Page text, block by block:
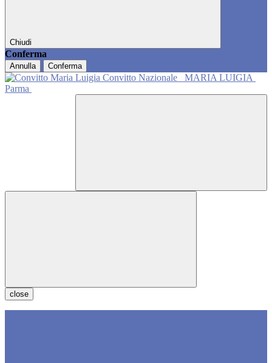
Chiudi
Conferma
Annulla Conferma
Convitto Nazionale
MARIA LUIGIA
Parma
close